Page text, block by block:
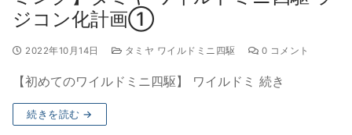
ジコン化計画①
2022年10月14日 タミヤ ワイルドミニ四駆 0 コメント
【初めてのワイルドミニ四駆】 ワイルドミ 続き
続きを読む →